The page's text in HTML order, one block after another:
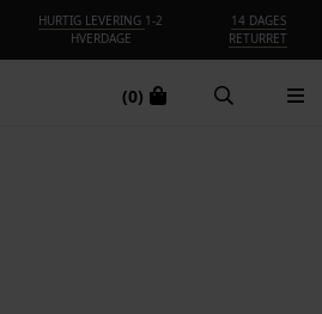
HURTIG LEVERING 1-2
HVERDAGE
14 DAGES
RETURRET
(0)